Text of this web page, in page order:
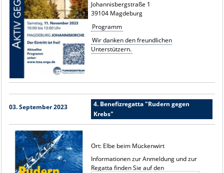
Johannisbergstraße 1
39104 Magdeburg
Programm
Wir danken den freundlichen
Unterstützern.
03. September 2023
4. Benefizregatta "Rudern gegen
Krebs"
Ort: Elbe beim Mückenwirt
Informationen zur Anmeldung und zur
Regatta finden Sie auf den